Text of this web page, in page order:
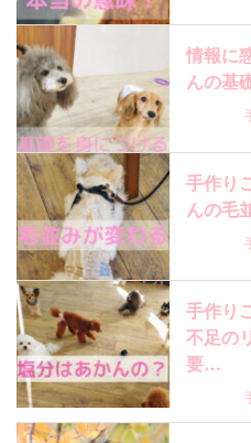
情報に
んの基
手作り
んの毛
手作り
不足の
要…